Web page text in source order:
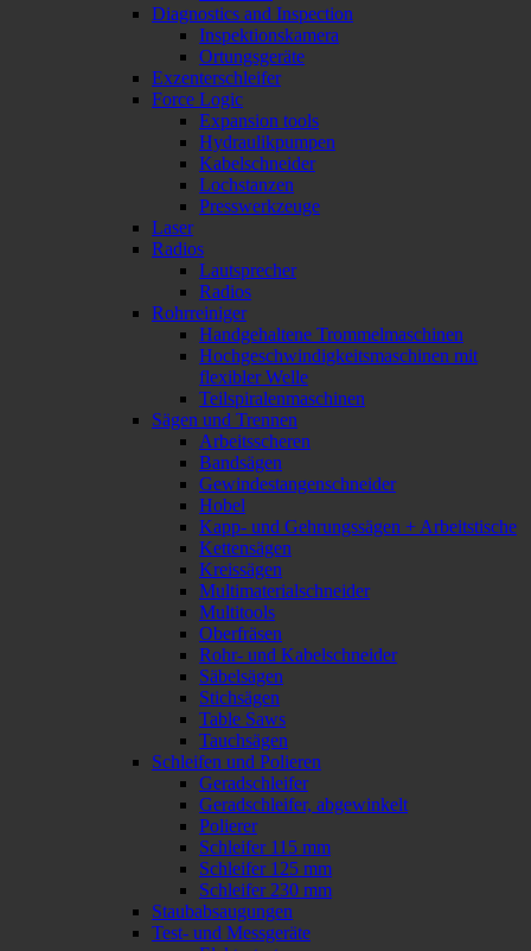
Diagnostics and Inspection
Inspektionskamera
Ortungsgeräte
Exzenterschleifer
Force Logic
Expansion tools
Hydraulikpumpen
Kabelschneider
Lochstanzen
Presswerkzeuge
Laser
Radios
Lautsprecher
Radios
Rohrreiniger
Handgehaltene Trommelmaschinen
Hochgeschwindigkeitsmaschinen mit
flexibler Welle
Teilspiralenmaschinen
Sägen und Trennen
Arbeitsscheren
Bandsägen
Gewindestangenschneider
Hobel
Kapp- und Gehrungssägen + Arbeitstische
Kettensägen
Kreissägen
Multimaterialschneider
Multitools
Oberfräsen
Rohr- und Kabelschneider
Säbelsägen
Stichsägen
Table Saws
Tauchsägen
Schleifen und Polieren
Geradschleifer
Geradschleifer, abgewinkelt
Polierer
Schleifer 115 mm
Schleifer 125 mm
Schleifer 230 mm
Staubabsaugungen
Test- und Messgeräte